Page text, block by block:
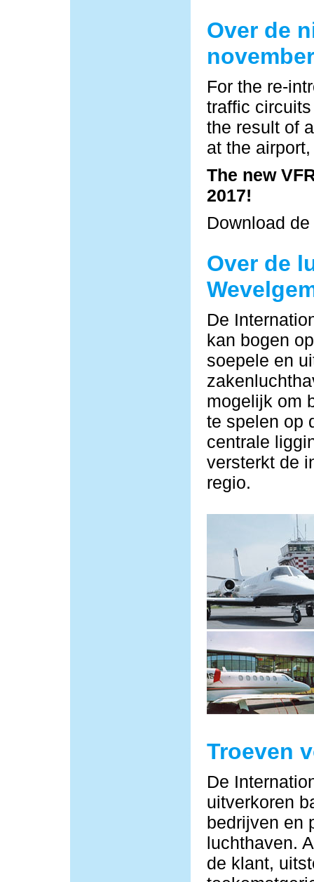
Over de
For the re-
traffic
the result of
at the
The new
2017!
Download de
Over de
De
kan bogen
soepele en
mogelijk om
te spelen op
centrale
versterkt de
regio.
Troeven
De
uitverkoren
bedrijven en
luchthaven.
de klant,